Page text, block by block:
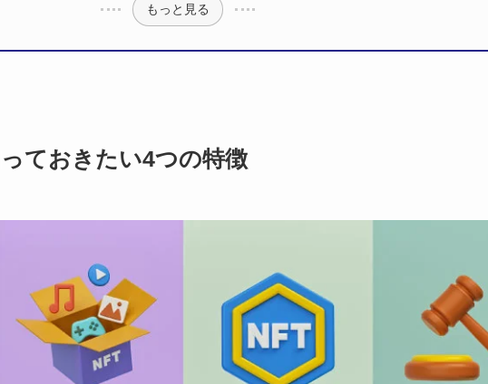
もっと見る
ておきたい4つの特徴